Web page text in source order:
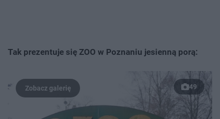
Tak prezentuje się ZOO w Poznaniu jesienną porą:
49